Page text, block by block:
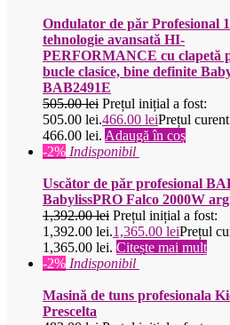
Ondulator de păr Profesional
tehnologie avansată HI-
PERFORMANCE cu clapetă
bucle clasice, bine definite
BAB2491E
505.00lei Prețul inițial a fost:
505.00 lei.466.00 leiPrețul curent
466.00 lei. Adaugă în coș
-2% Indisponibil
Uscător de păr profesional
BabylissPRO Falco 2000W
1,392.00lei Prețul inițial a fost:
1,392.00 lei.1,365.00 leiPrețul
1,365.00 lei. Citește mai mult
-2% Indisponibil
Masină de tuns profesionala
Prescelta